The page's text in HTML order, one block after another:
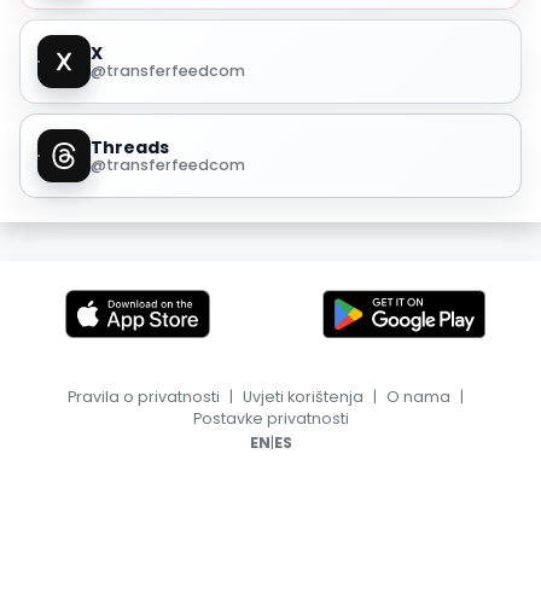
X
@transferfeedcom
Threads
@transferfeedcom
Pravila o privatnosti | Uvjeti korištenja | O nama |
Postavke privatnosti
EN|ES